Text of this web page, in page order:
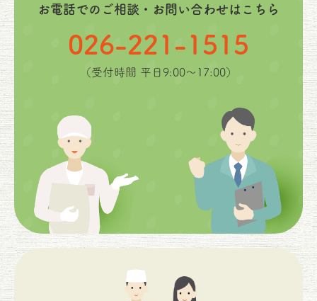
お電話でのご相談・お問い合わせはこちら
026-221-1515
（受付時間 平日9:00〜17:00）